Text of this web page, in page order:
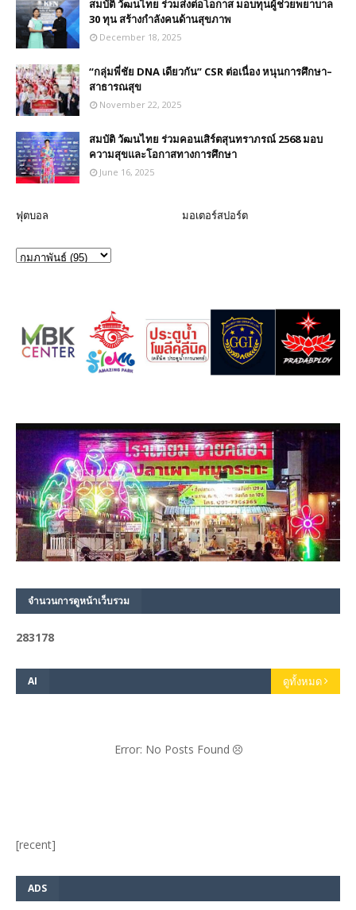
สมบัติ วัฒนไทย ร่วมส่งต่อโอกาส มอบทุนผู้ช่วยพยาบาล
30 ทุน สร้างกำลังคนด้านสุขภาพ
December 18, 2025
“กลุ่มพี่ชัย DNA เดียวกัน” CSR ต่อเนื่อง หนุนการศึกษา–
สาธารณสุข
November 22, 2025
สมบัติ วัฒนไทย ร่วมคอนเสิร์ตสุนทราภรณ์ 2568 มอบ
ความสุขและโอกาสทางการศึกษา
June 16, 2025
ฟุตบอล มอเตอร์สปอร์ต
จำนวนการดูหน้าเว็บรวม
283178
AI ดูทั้งหมด
Error: No Posts Found
[recent]
ADS